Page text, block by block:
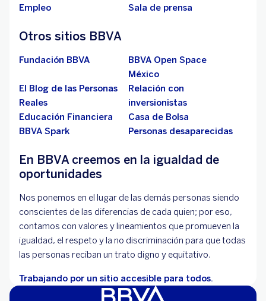
Empleo
Sala de prensa
Otros sitios BBVA
Fundación BBVA
BBVA Open Space
México
El Blog de las Personas
Reales
Relación con
inversionistas
Educación Financiera
Casa de Bolsa
BBVA Spark
Personas desaparecidas
En BBVA creemos en la igualdad de
oportunidades
Nos ponemos en el lugar de las demás personas siendo
conscientes de las diferencias de cada quien; por eso,
contamos con valores y lineamientos que promueven la
igualdad, el respeto y la no discriminación para que todas
las personas reciban un trato digno y equitativo.
Trabajando por un sitio accesible para todos.